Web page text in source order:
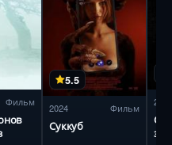
Фильм
5.5
2024 Фильм
Суккуб
2016
зла